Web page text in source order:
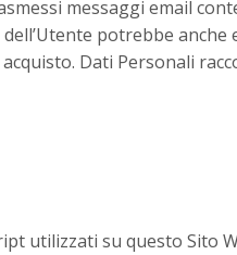
messaggi email
potrebbe
Dati Personali
utilizzati su questo Sito